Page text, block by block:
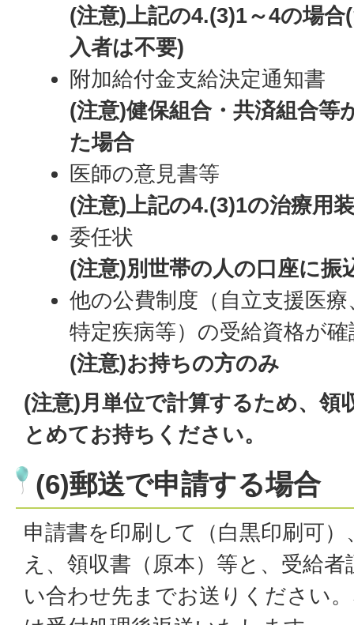
(注意)上記の4.(3)1～4の場
入者は不要)
附加給付金支給決定通知書
(注意)健保組合・共済組合等
た場合
医師の意見書等
(注意)上記の4.(3)1の治療用
委任状
(注意)別世帯の人の口座に振
他の公費制度（自立支援医
特定疾病等）の受給資格が
(注意)お持ちの方のみ
(注意)月単位で計算するため、領
とめてお持ちください。
(6)郵送で申請する場合
申請書を印刷して（白黒印刷可
え、領収書（原本）等と、受給
い合わせ先までお送りください